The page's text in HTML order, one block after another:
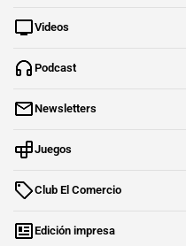
Videos
Podcast
Newsletters
Juegos
Club El Comercio
Edición impresa